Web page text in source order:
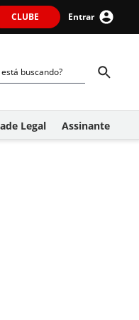
CLUBE Entrar
Legal Assinante